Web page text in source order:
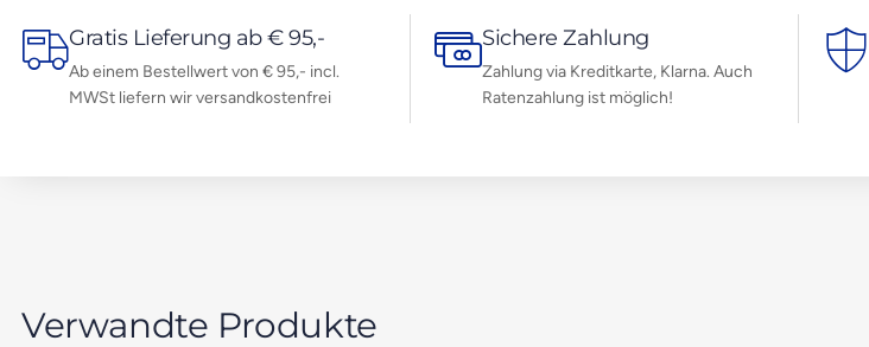
Gratis Lieferung ab € 95,-
Ab einem Bestellwert von € 95,- incl.
MWSt liefern wir versandkostenfrei
Sichere Zahlung
Zahlung via Kreditkarte, Klarna. Auch
Ratenzahlung ist möglich!
Verwandte Produkte